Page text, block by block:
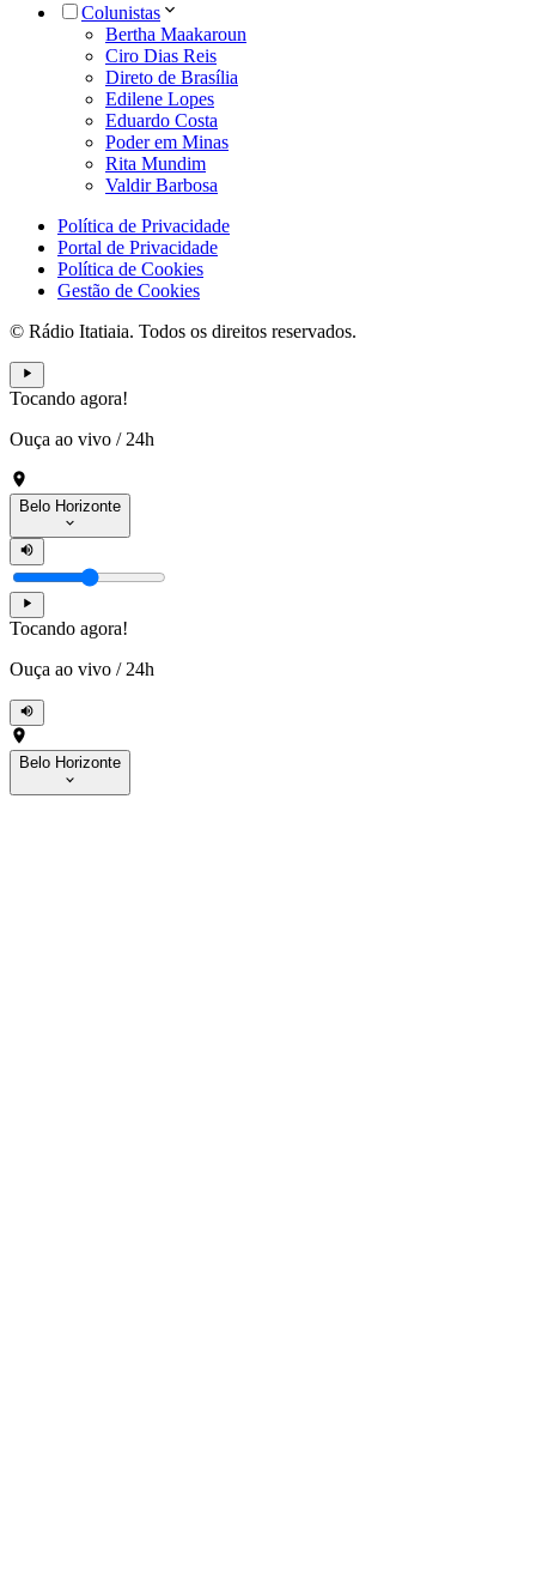
Colunistas
Bertha Maakaroun
Ciro Dias Reis
Direto de Brasília
Edilene Lopes
Eduardo Costa
Poder em Minas
Rita Mundim
Valdir Barbosa
Política de Privacidade
Portal de Privacidade
Política de Cookies
Gestão de Cookies
© Rádio Itatiaia. Todos os direitos reservados.
Tocando agora!
Ouça ao vivo / 24h
Belo Horizonte
Tocando agora!
Ouça ao vivo / 24h
Belo Horizonte